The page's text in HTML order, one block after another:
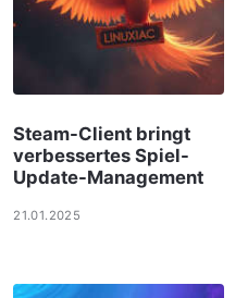
Steam-Client bringt
verbessertes Spiel-
Update-Management
21.01.2025